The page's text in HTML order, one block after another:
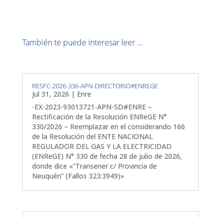
También te puede interesar leer ...
RESFC-2026-336-APN-DIRECTORIO#ENREGE
Jul 31, 2026 | Enre
-EX-2023-93013721-APN-SD#ENRE –
Rectificación de la Resolución ENReGE N°
330/2026 – Reemplazar en el considerando 166
de la Resolución del ENTE NACIONAL
REGULADOR DEL GAS Y LA ELECTRICIDAD
(ENReGE) N° 330 de fecha 28 de julio de 2026,
donde dice «”Transener c/ Provincia de
Neuquén” (Fallos 323:3949)»